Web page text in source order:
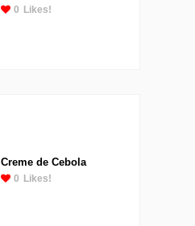
0 Likes!
Creme de Cebola
0 Likes!